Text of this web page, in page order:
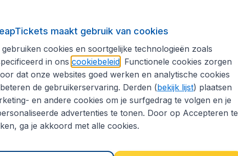
informatie
pers
Internationale sites
CheapTickets.be
Flugladen.de
CheapTickets.ch
CheapTickets.sg
maakt gebruik van cookies
gebruiken cookies en soortgelijke technologieën zoals
in ons cookiebeleid. Functionele cookies zorgen
dat onze websites goed werken en analytische cookies
de gebruikerservaring. Derden (bekijk lijst) plaatsen
en andere cookies om je surfgedrag te volgen en je
advertenties te tonen. Door op Accepteren te
ga je akkoord met alle cookies.